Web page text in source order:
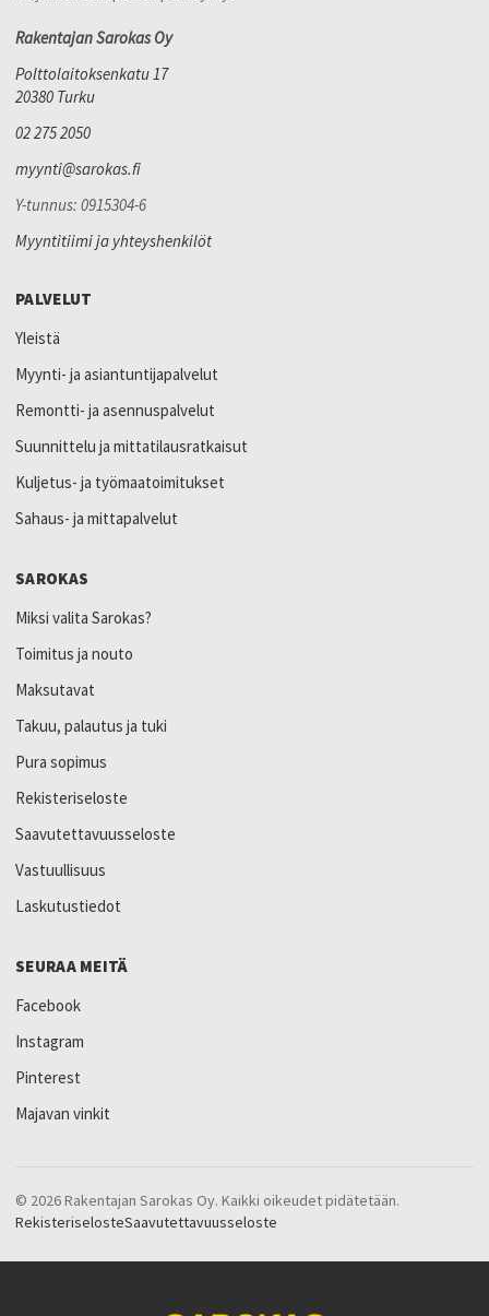
Rakentajan Sarokas Oy
Polttolaitoksenkatu 17
20380 Turku
02 275 2050
myynti@sarokas.fi
Y-tunnus: 0915304-6
Myyntitiimi ja yhteyshenkilöt
PALVELUT
Yleistä
Myynti- ja asiantuntijapalvelut
Remontti- ja asennuspalvelut
Suunnittelu ja mittatilausratkaisut
Kuljetus- ja työmaatoimitukset
Sahaus- ja mittapalvelut
SAROKAS
Miksi valita Sarokas?
Toimitus ja nouto
Maksutavat
Takuu, palautus ja tuki
Pura sopimus
Rekisteriseloste
Saavutettavuusseloste
Vastuullisuus
Laskutustiedot
SEURAA MEITÄ
Facebook
Instagram
Pinterest
Majavan vinkit
© 2026 Rakentajan Sarokas Oy. Kaikki oikeudet pidätetään.
RekisteriselosteSaavutettavuusseloste